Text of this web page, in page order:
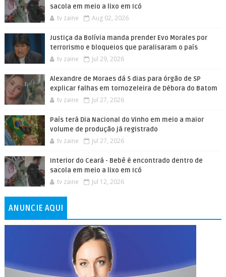
sacola em meio a lixo em Icó
tv zaine Aug 02, 2026
Justiça da Bolívia manda prender Evo Morales por
terrorismo e bloqueios que paralisaram o país
tv zaine Jul 29, 2026
Alexandre de Moraes dá 5 dias para órgão de SP
explicar falhas em tornozeleira de Débora do Batom
tv zaine Jul 27, 2026
País terá Dia Nacional do Vinho em meio a maior
volume de produção já registrado
tv zaine Jul 27, 2026
Interior do Ceará - Bebê é encontrado dentro de
sacola em meio a lixo em Icó
tv zaine Jul 12, 2026
ANUNCIE AQUI